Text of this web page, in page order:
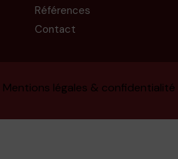
Références
Contact
Mentions légales & confidentialité